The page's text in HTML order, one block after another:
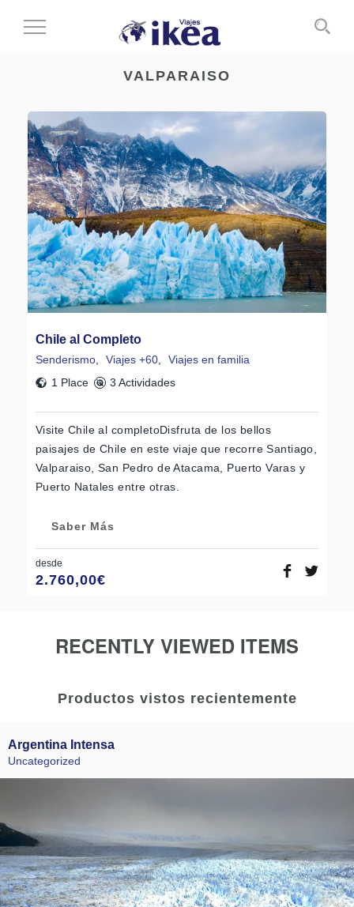
Cambiar
VALPARAISO
Chile al Completo
Senderismo Viajes +60
Viajes en familia
1 Place
3 Actividades
Visite Chile al completoDisfruta de los bellos
paisajes de Chile en este viaje que recorre Santiago,
Valparaiso, San Pedro de Atacama, Puerto Varas y
Puerto Natales entre otras.
Saber Más
desde
2.760,00€
RECENTLY VIEWED ITEMS
Productos vistos recientemente
Argentina Intensa
Uncategorized